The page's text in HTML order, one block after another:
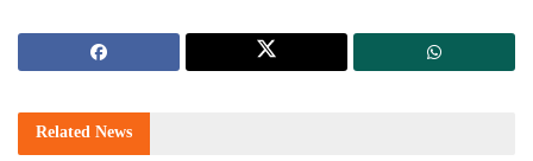
Related News